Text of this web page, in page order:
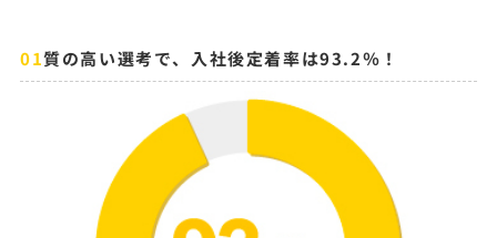
質の高い選考で、入社後定着率は93.2％！